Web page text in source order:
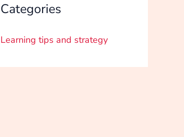
Categories
Learning tips and strategy